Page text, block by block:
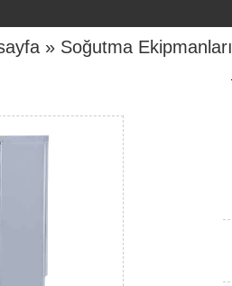
» Soğutma Ekipmanları